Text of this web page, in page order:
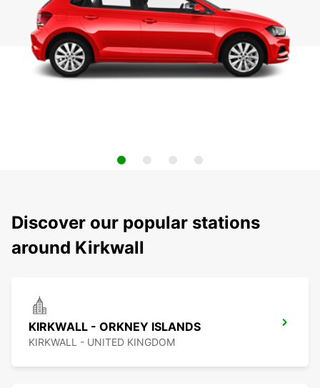
Discover our popular stations
around Kirkwall
KIRKWALL - ORKNEY ISLANDS
KIRKWALL - UNITED KINGDOM